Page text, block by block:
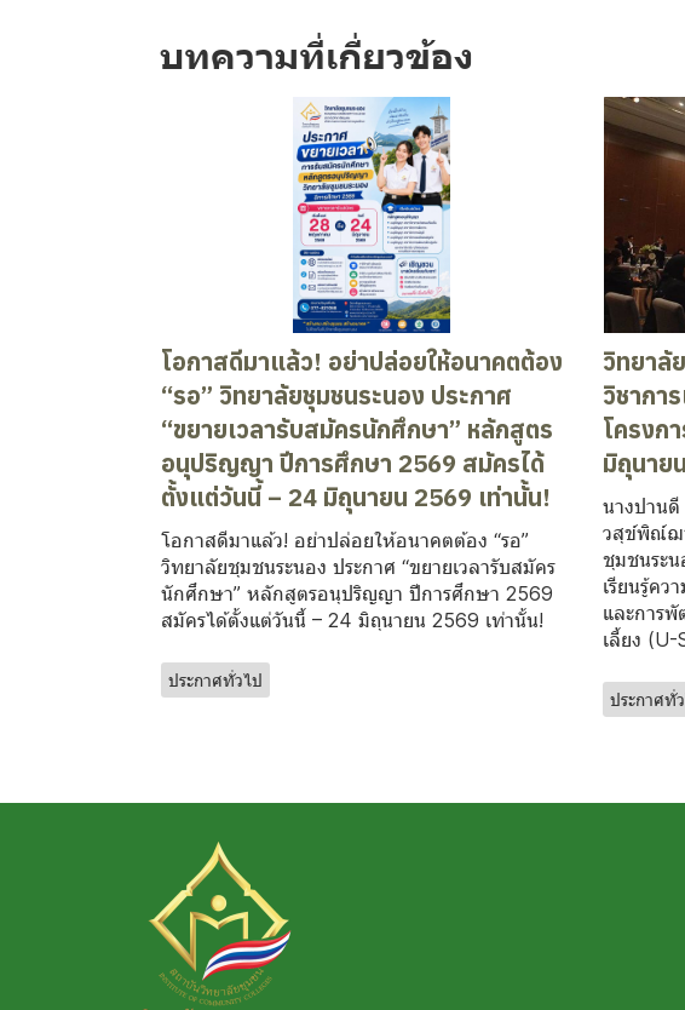
บทความที่เกี่ยวข้อง
โอกาสดีมาแล้ว! อย่าปล่อยให้อนาคตต้อง
“รอ” วิทยาลัยชุมชนระนอง ประกาศ
“ขยายเวลารับสมัครนักศึกษา” หลักสูตร
อนุปริญญา ปีการศึกษา 2569 สมัครได้
ตั้งแต่วันนี้ – 24 มิถุนายน 2569 เท่านั้น!
โอกาสดีมาแล้ว! อย่าปล่อยให้อนาคตต้อง “รอ”
วิทยาลัยชุมชนระนอง ประกาศ “ขยายเวลารับสมัคร
นักศึกษา” หลักสูตรอนุปริญญา ปีการศึกษา 2569
สมัครได้ตั้งแต่วันนี้ – 24 มิถุนายน 2569 เท่านั้น!
ประกาศทั่วไป
วิทยาลั
วิชากา
โครงก
มิถุนาย
นางปาน
วสุข์พิณ์ฌ
ชุมชนระน
เรียนรู้ค
และการ
เลี้ยง
ประกาศทั่